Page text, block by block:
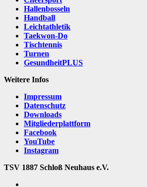
Hallenbosseln
Handball
Leichtathletik
Taekwon-Do
Tischtennis
Turnen
GesundheitPLUS
Weitere Infos
Impressum
Datenschutz
Downloads
Mitgliederplattform
Facebook
YouTube
Instagram
TSV 1887 Schloß Neuhaus e.V.